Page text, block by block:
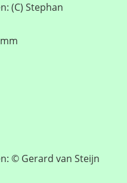
(C) Stephan
© Gerard van Steijn